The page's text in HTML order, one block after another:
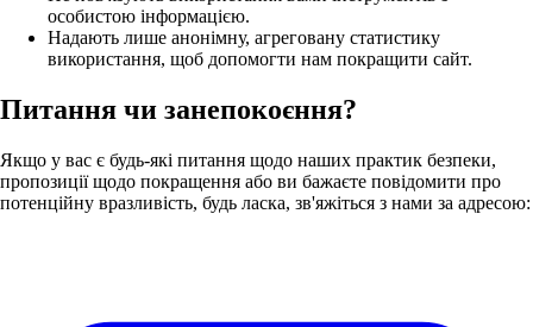
особистою інформацією.
Надають лише анонімну, агреговану статистику
використання, щоб допомогти нам покращити сайт.
Питання чи занепокоєння?
Якщо у вас є будь-які питання щодо наших практик безпеки,
пропозиції щодо покращення або ви бажаєте повідомити про
потенційну вразливість, будь ласка, зв'яжіться з нами за адресою: